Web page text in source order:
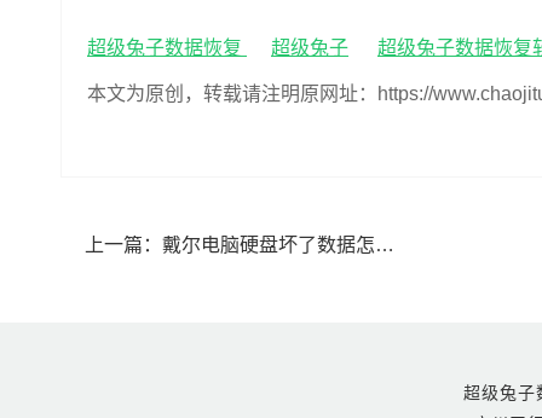
超级兔子数据恢复 超级兔子 超级兔子数据恢复
本文为原创，转载请注明原网址：https://
上一篇： 戴尔电脑硬盘坏了数据怎么恢复(戴尔电脑硬盘坏了恢复数据步骤)
超级兔